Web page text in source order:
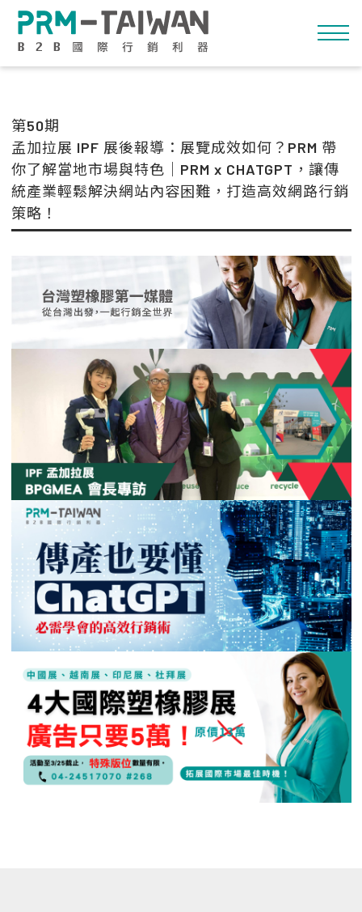
第50期
孟加拉展 IPF 展後報導：展覽成效如何？PRM 帶
你了解當地市場與特色｜PRM x CHATGPT，讓傳
統產業輕鬆解決網站內容困難，打造高效網路行銷
策略！